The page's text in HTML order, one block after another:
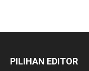
PILIHAN EDITOR